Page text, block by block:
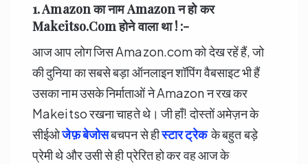
1. Amazonका नामAmazonन हो कर
Makeitso.Comहोने वाला था ! :-
आज आप लोग जिस Amazon.com को देख रहें हैं, जो
की दुनिया का सबसे बड़ा ऑनलाइन शॉपिंग वैबसाइट भी हैं
उसका नाम उसके निर्माताओं ने Amazon न रख कर
Makeitso रखना चाहते थे। जी हाँ! दोस्तों अमेज़न के
सीईओजेफ़ बेजोसबचपन से हीस्टार ट्रेक के बहुत बड़े
प्रेमी थे और उसी से ही प्रेरित हो कर वह आज के